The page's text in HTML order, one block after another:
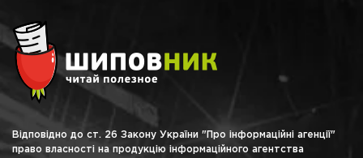
Відповідно до ст. 26 Закону України "Про інформаційні агенції"
право власності на продукцію інформаційного агентства